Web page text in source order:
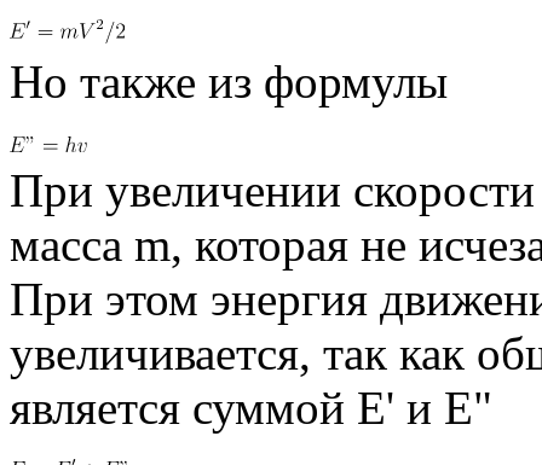
Но также из формулы
При увеличении
масса m, которая не
При этом энергия
увеличивается, так как
является суммой E' и E"